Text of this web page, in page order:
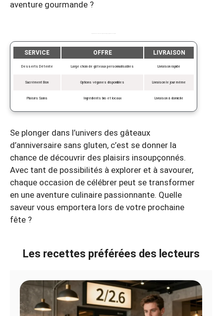
aventure gourmande ?
SERVICE OFFRE LIVRAISON
Desserts Détente Large choix de gâteaux personnalisables Livraison rapide
Sucrément Bon Options véganes disponibles Livraison le jour même
Plaisirs Sains Ingrédients bio et locaux Livraison à domicile
Se plonger dans l’univers des gâteaux
d’anniversaire sans gluten, c’est se donner la
chance de découvrir des plaisirs insoupçonnés.
Avec tant de possibilités à explorer et à savourer,
chaque occasion de célébrer peut se transformer
en une aventure culinaire passionnante. Quelle
saveur vous emportera lors de votre prochaine
fête ?
Les recettes préférées des lecteurs